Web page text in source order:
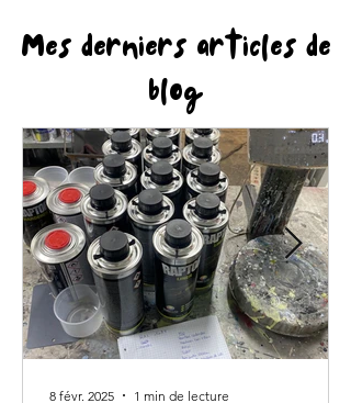
Mes derniers articles de
blog
8 févr. 2025 1 min de lecture